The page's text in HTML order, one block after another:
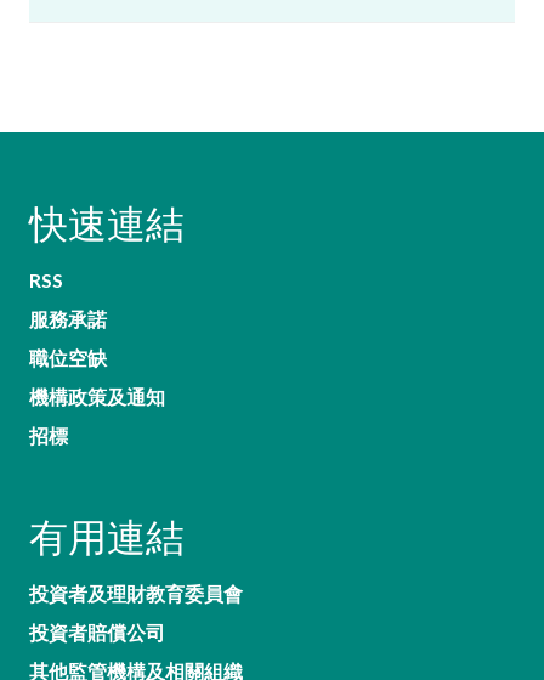
快速連結
RSS
服務承諾
職位空缺
機構政策及通知
招標
有用連結
投資者及理財教育委員會
投資者賠償公司
其他監管機構及相關組織